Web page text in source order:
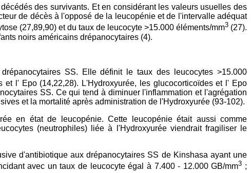
des survivants. Et en considérant les valeurs usuelles des
de décès à l'opposé de la leucopénie et de l'intervalle adéquat
(27,89,90) et du taux de leucocyte >15.000 éléments/mm3(27).
noirs américains drépanocytaires (4).
SS. Elle définit le taux des leucocytes >15.000
l' Epo (14,22,28). L'Hydroxyurée, les glucocorticoïdes et l' Epo
SS. Ce qui tend à diminuer l'inflammation et l'agrégation
et la mortalité après administration de l'Hydroxyurée (93-102).
en état de leucopénie. Cette leucopénie était aussi comme
(neutrophiles) liée à l'Hydroxyurée viendrait fragiliser le
d'antibiotique aux drépanocytaires SS de Kinshasa ayant une
avec un taux de leucocyte égal à 7.400 - 12.000 GB/mm3 ;